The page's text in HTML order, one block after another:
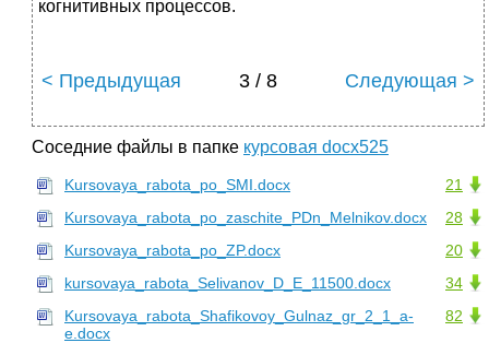
когнитивных процессов.
< Предыдущая 3 / 8 Следующая >
Соседние файлы в папке курсовая docx525
21
Kursovaya_rabota_po_SMI.docx
28
Kursovaya_rabota_po_zaschite_PDn_Melnikov.docx
20
Kursovaya_rabota_po_ZP.docx
34
kursovaya_rabota_Selivanov_D_E_11500.docx
82
Kursovaya_rabota_Shafikovoy_Gulnaz_gr_2_1_a-
e.docx